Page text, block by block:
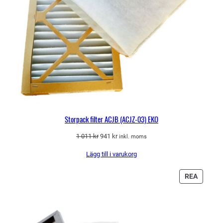
Storpack filter ACJB (ACJZ-03) EKO
1 011kr Det
priset
941 krDet
priset
inkl. moms
Lägg till i varukorg
REA
PÅ